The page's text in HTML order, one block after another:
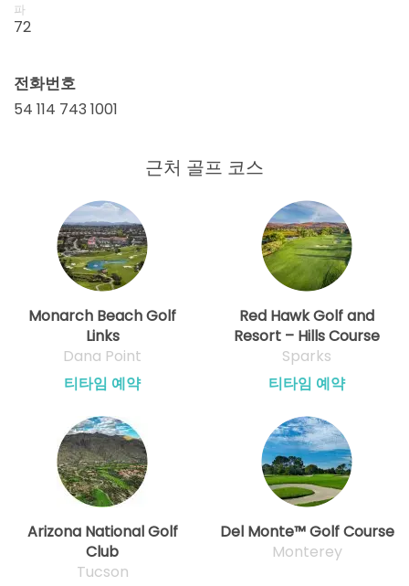
파
72
전화번호
54 114 743 1001
근처 골프 코스
Monarch Beach Golf
Links
Dana Point
티타임 예약
Red Hawk Golf and
Resort – Hills Course
Sparks
티타임 예약
Arizona National Golf
Club
Tucson
Del Monte™ Golf Course
Monterey